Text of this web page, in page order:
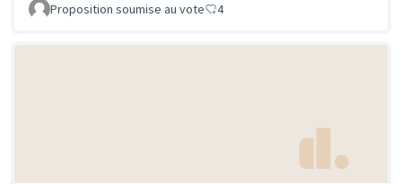
Proposition soumise au vote 4